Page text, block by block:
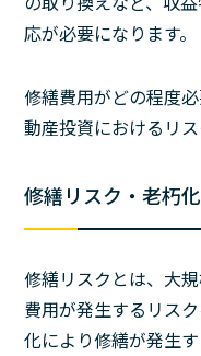
応が必要になります。
修繕費用がどの程度
動産投資におけるリス
修繕リスク・老朽
修繕リスクとは、大
費用が発生するリス
化により修繕が発生